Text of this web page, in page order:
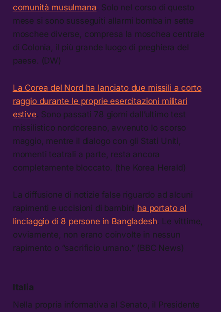
comunità musulmana. Solo nel corso di questo
mese si sono susseguiti allarmi bomba in sette
moschee diverse, compresa la moschea centrale
di Colonia, il più grande luogo di preghiera del
paese. (DW)
La Corea del Nord ha lanciato due missili a corto
raggio durante le proprie esercitazioni militari
estive. Sono passati 78 giorni dall’ultimo test
missilistico nordcoreano, avvenuto lo scorso
maggio, mentre il dialogo con gli Stati Uniti,
momenti teatrali a parte, resta ancora
completamente bloccato. (the Korea Herald)
La diffusione di notizie false riguardo ad alcuni
rapimenti e uccisioni di bambini ha portato al
linciaggio di 8 persone in Bangladesh. Le vittime,
ovviamente, non erano coinvolte in nessun
rapimento o “sacrificio umano.” (BBC News)
Italia
Nella propria informativa al Senato, il Presidente